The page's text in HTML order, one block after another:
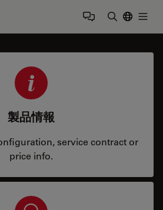
製品情報
service contract or
price info.